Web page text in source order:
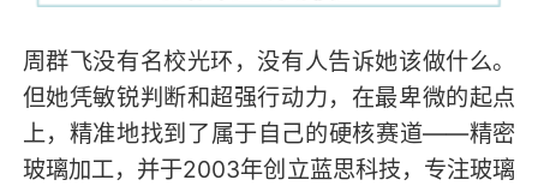
周群飞没有名校光环，没有人告诉她该做什么。
但她凭敏锐判断和超强行动力，在最卑微的起点
上，精准地找到了属于自己的硬核赛道——精密
玻璃加工，并于2003年创立蓝思科技，专注玻璃